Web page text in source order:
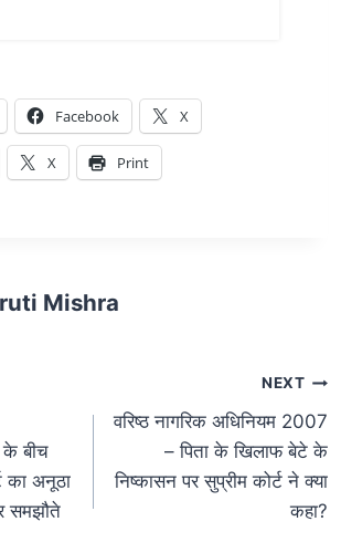
Facebook X
X Print
Mishra
बीच
का अनूठा
समझौते
NEXT
वरिष्ठ नागरिक अधिनियम 2007
– पिता के खिलाफ बेटे के
निष्कासन पर सुप्रीम कोर्ट ने क्या
कहा?